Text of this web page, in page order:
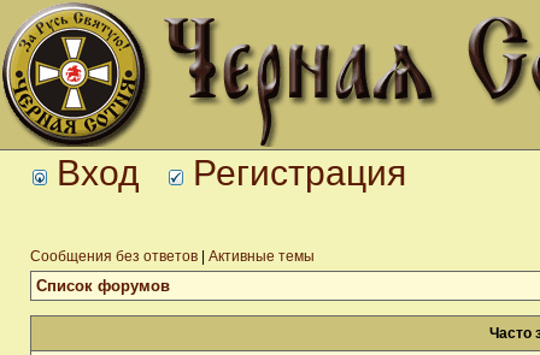
Вход Регистрация
Сообщения без ответов Активные темы
Список форумов
Часто